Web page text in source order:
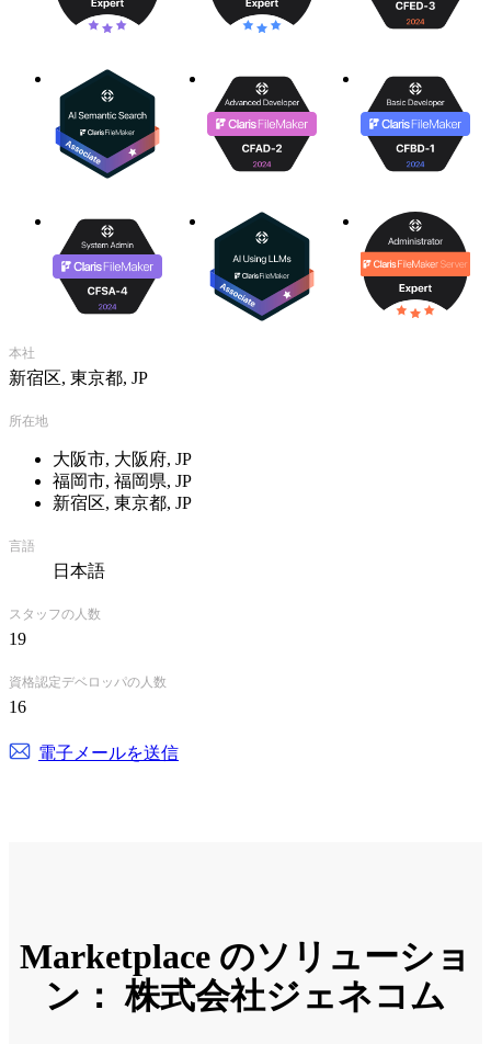
2011年8月、ジェネコムはFileMaker業界に対する活動が米国
FileMaker社に評価され、2つの分野においてFileMaker
FileMakerの普及ならびに技術的支援が受賞理由の1つとされ
ています。
2011年8月
・FileMaker Excellence Award for Business Driver of the Year
http://www.filemaker.com/fba/devcon-awards-2011.html
2010年10月
・FileMaker Training Series Driver of the Year 2010
2005年8月
・FileMaker Excellence Award winners for 2005
その他、ジェネコムの詳しい情報については、ジェネコムの
http://www.genecom.co.jp/
本社
新宿区, 東京都, JP
所在地
大阪市, 大阪府, JP
福岡市, 福岡県, JP
新宿区, 東京都, JP
言語
日本語
スタッフの人数
19
資格認定デベロッパの人数
16
電子メールを送信
Marketplace のソリューショ
ン： 株式会社ジェネコム